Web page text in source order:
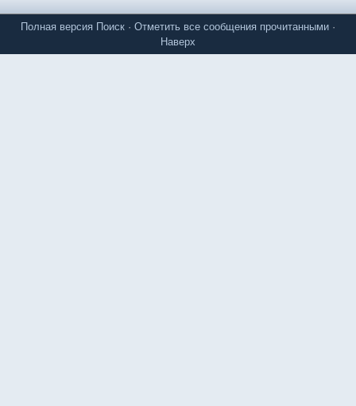
Полная версия Поиск · Отметить все сообщения прочитанными ·
Наверх